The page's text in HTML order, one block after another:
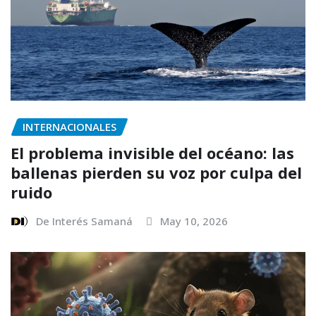
INTERNACIONALES
El problema invisible del océano: las
ballenas pierden su voz por culpa del
ruido
De Interés Samaná May 10, 2026